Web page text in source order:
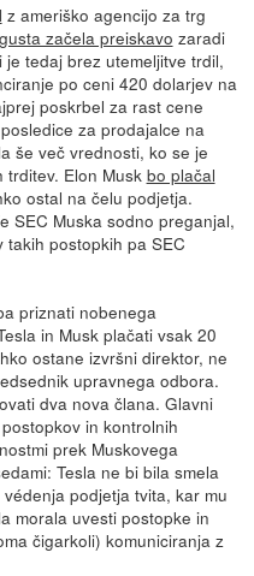
z ameriško agencijo za trg
začela preiskavo zaradi
je tedaj brez utemeljitve trdil,
po ceni 420 dolarjev na
poskrbel za rast cene
za prodajalce na
še več vrednosti, ko se je
trditev. Elon Musk bo plačal
ostal na čelu podjetja.
SEC Muska sodno preganjal,
postopkih pa SEC
priznati nobenega
in Musk plačati vsak 20
ostane izvršni direktor, ne
upravnega odbora.
dva nova člana. Glavni
in kontrolnih
prek Muskovega
Tesla ne bi bila smela
podjetja tvita, kar mu
morala uvesti postopke in
čigarkoli) komuniciranja z